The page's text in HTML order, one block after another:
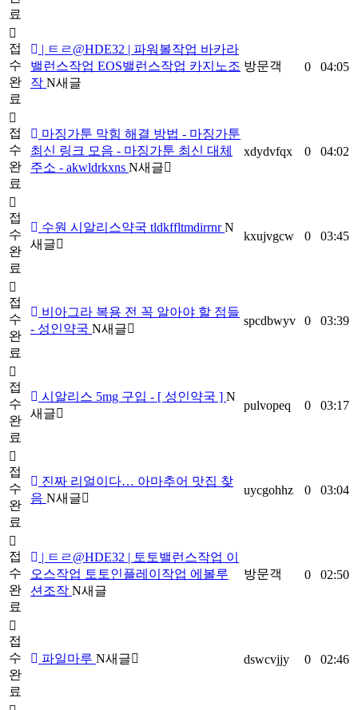
료
접
수
완
료
| ㅌㄹ@HDE32 | 파워볼작업 바카라
밸런스작업 EOS밸런스작업 카지노조
작 N새글
방문객 0 04:05
접
수
완
료
마징가툰 막힘 해결 방법 - 마징가툰
최신 링크 모음 - 마징가툰 최신 대체
주소 - akwldrkxns N새글
xdydvfqx 0 04:02
접
수
완
료
수원 시알리스약국 tldkffltmdirrnrN
새글
kxujvgcw 0 03:45
접
수
완
료
비아그라 복용 전 꼭 알아야 할 점들
- 성인약국 N새글
spcdbwyv 0 03:39
접
수
완
료
시알리스 5mg 구입 - [ 성인약국 ] N
새글
pulvopeq 0 03:17
접
수
완
료
진짜 리얼이다… 아마추어 맛집 찾
음 N새글
uycgohhz 0 03:04
접
수
완
료
| ㅌㄹ@HDE32 | 토토밸런스작업 이
오스작업 토토인플레이작업 에볼루
션조작 N새글
방문객 0 02:50
접
수
완
료
파일마루 N새글 dswcvjjy 0 02:46